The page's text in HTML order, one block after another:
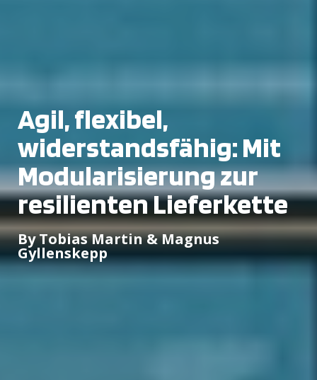
Agil, flexibel,
widerstandsfähig: Mit
Modularisierung zur
resilienten Lieferkette
By Tobias Martin & Magnus
Gyllenskepp